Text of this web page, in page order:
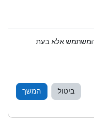
המשתמש אלא בעת
ביטול המשך